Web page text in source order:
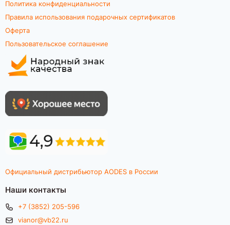
Политика конфиденциальности
Правила использования подарочных сертификатов
Оферта
Пользовательское соглашение
Официальный дистрибьютор AODES в России
Наши контакты
+7 (3852) 205-596
vianor@vb22.ru